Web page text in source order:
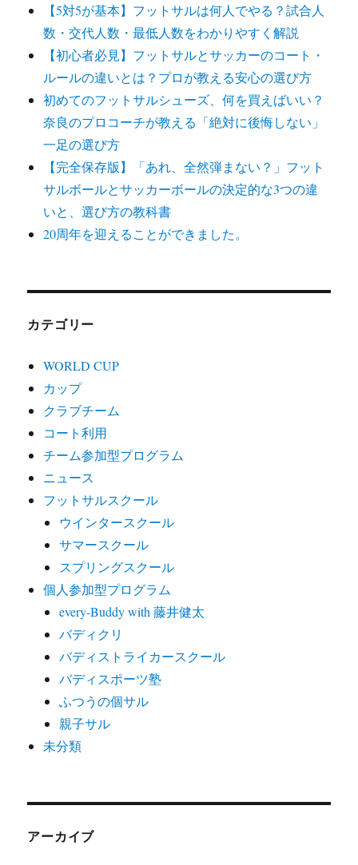
【5対5が基本】フットサルは何人でやる？試合人
数・交代人数・最低人数をわかりやすく解説
【初心者必見】フットサルとサッカーのコート・
ルールの違いとは？プロが教える安心の選び方
初めてのフットサルシューズ、何を買えばいい？
奈良のプロコーチが教える「絶対に後悔しない」
一足の選び方
【完全保存版】「あれ、全然弾まない？」フット
サルボールとサッカーボールの決定的な3つの違
いと、選び方の教科書
20周年を迎えることができました。
カテゴリー
WORLD CUP
カップ
クラブチーム
コート利用
チーム参加型プログラム
ニュース
フットサルスクール
ウインタースクール
サマースクール
スプリングスクール
個人参加型プログラム
every-Buddy with 藤井健太
バディクリ
バディストライカースクール
バディスポーツ塾
ふつうの個サル
親子サル
未分類
アーカイブ